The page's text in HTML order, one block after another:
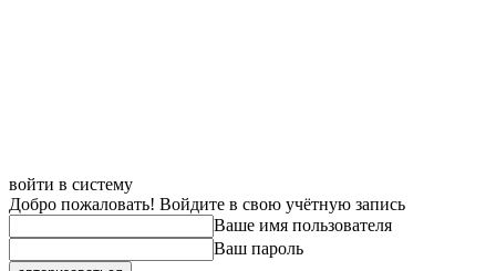
войти в систему
Добро пожаловать! Войдите в свою учётную запись
Ваше имя пользователя
Ваш пароль